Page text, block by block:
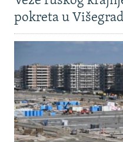
pokreta u